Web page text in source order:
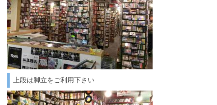
上段は脚立をご利用下さい